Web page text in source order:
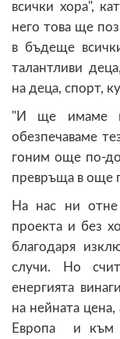
всички хора",
него това ще
в бъдеще
талантливи
на деца, спорт,
"И ще имаме
обезпечаваме
гоним още по-
превръща в още
На нас ни отне
проекта и без
благодаря
случи. Но
енергията
на нейната
Европа и към